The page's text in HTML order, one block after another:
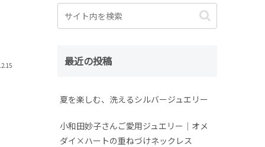
最近の投稿
夏を楽しむ、洗えるシルバージュエリー
小和田妙子さんご愛用ジュエリー｜オメ
ダイ×ハートの重ねづけネックレス